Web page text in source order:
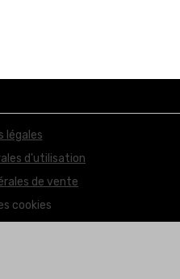
légales
d'utilisation
de vente
cookies